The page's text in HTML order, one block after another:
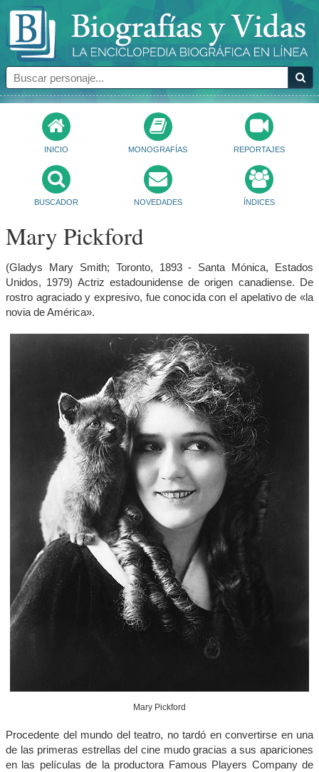
INICIO MONOGRAFÍAS REPORTAJES
BUSCADOR NOVEDADES ÍNDICES
Mary Pickford
(Gladys Mary Smith; Toronto, 1893 - Santa Mónica, Estados
Unidos, 1979) Actriz estadounidense de origen canadiense. De
rostro agraciado y expresivo, fue conocida con el apelativo de «la
novia de América».
Mary Pickford
Procedente del mundo del teatro, no tardó en convertirse en una
de las primeras estrellas del cine mudo gracias a sus apariciones
en las películas de la productora Famous Players Company de